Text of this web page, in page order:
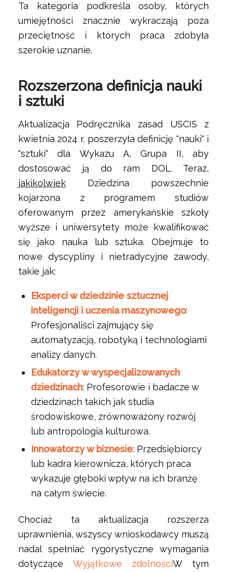
Ta kategoria podkreśla osoby, których
umiejętności znacznie wykraczają poza
przeciętność i których praca zdobyła
szerokie uznanie.
Rozszerzona definicja nauki
i sztuki
Aktualizacja Podręcznika zasad USCIS z
kwietnia 2024 r. poszerzyła definicję "nauki" i
"sztuki" dla Wykazu A, Grupa II, aby
dostosować ją do ram DOL. Teraz,
jakikolwiekDziedzina powszechnie
kojarzona z programem studiów
oferowanym przez amerykańskie szkoły
wyższe i uniwersytety może kwalifikować
się jako nauka lub sztuka. Obejmuje to
nowe dyscypliny i nietradycyjne zawody,
takie jak:
Eksperci w dziedzinie sztucznej
inteligencji i uczenia maszynowego:
Profesjonaliści zajmujący się
automatyzacją, robotyką i technologiami
analizy danych.
Edukatorzy w wyspecjalizowanych
dziedzinach: Profesorowie i badacze w
dziedzinach takich jak studia
środowiskowe, zrównoważony rozwój
lub antropologia kulturowa.
Innowatorzy w biznesie: Przedsiębiorcy
lub kadra kierownicza, których praca
wykazuje głęboki wpływ na ich branżę
na całym świecie.
Chociaż ta aktualizacja rozszerza
uprawnienia, wszyscy wnioskodawcy muszą
nadal spełniać rygorystyczne wymagania
dotyczące Wyjątkowe zdolnościW tym